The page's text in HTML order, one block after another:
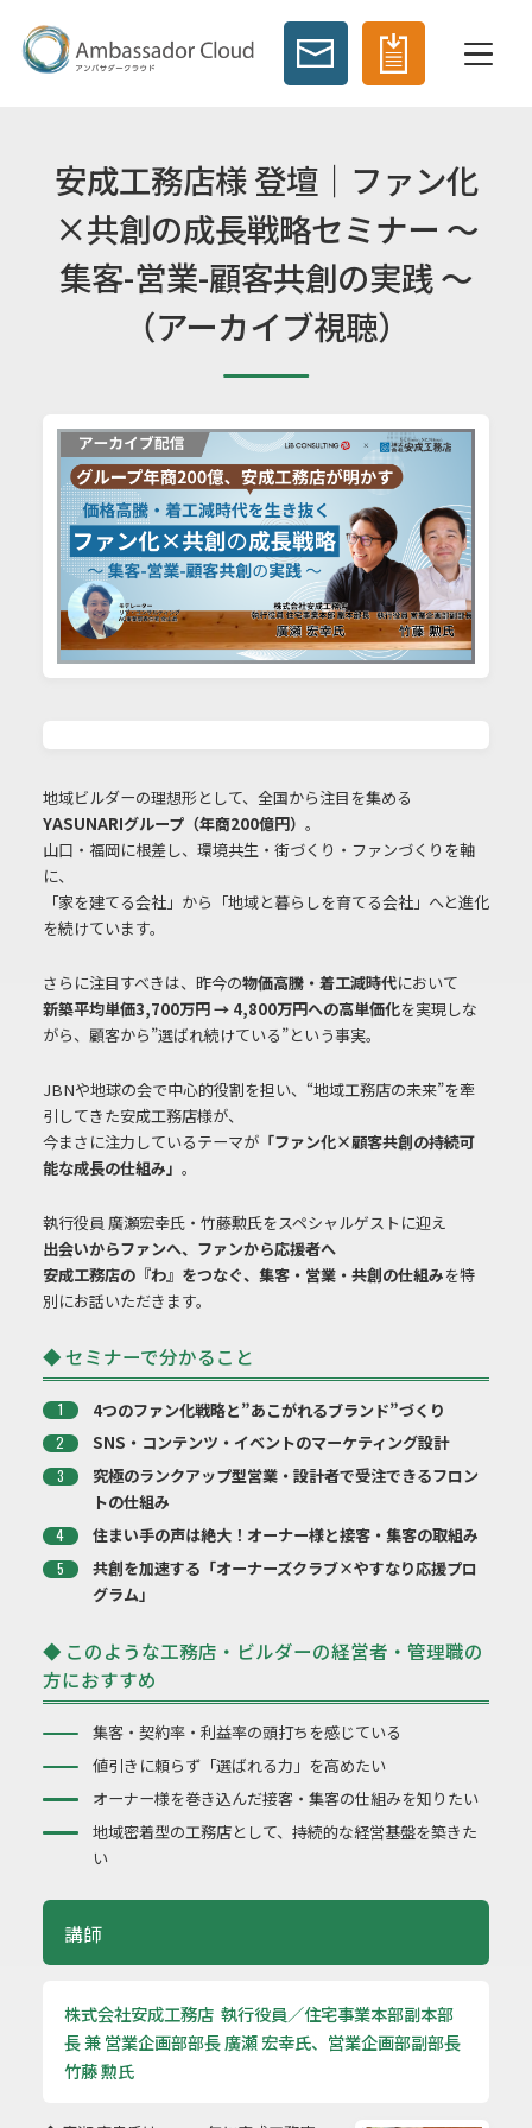
安成工務店様 登壇｜ファン化
×共創の成長戦略セミナー ～
集客-営業-顧客共創の実践 ～
（アーカイブ視聴）
地域ビルダーの理想形として、全国から注目を集める
YASUNARIグループ（年商200億円） 。
山口・福岡に根差し、環境共生・街づくり・ファンづくりを軸
に、
「家を建てる会社」から「地域と暮らしを育てる会社」へと進化
を続けています。
さらに注目すべきは、昨今の物価高騰・着工減時代において
新築平均単価3,700万円 → 4,800万円への高単価化を実現しな
がら、顧客から”選ばれ続けている”という事実。
JBNや地球の会で中心的役割を担い、“地域工務店の未来”を牽
引してきた安成工務店様が、
今まさに注力しているテーマが「ファン化×顧客共創の持続可
能な成長の仕組み」 。
執行役員 廣瀬宏幸氏・竹藤勲氏をスペシャルゲストに迎え
出会いからファンへ、ファンから応援者へ
安成工務店の『わ』をつなぐ、集客・営業・共創の仕組みを特
別にお話いただきます。
◆ セミナーで分かること
4つのファン化戦略と”あこがれるブランド”づくり
SNS・コンテンツ・イベントのマーケティング設計
究極のランクアップ型営業・設計者で受注できるフロン
トの仕組み
住まい手の声は絶大！オーナー様と接客・集客の取組み
共創を加速する「オーナーズクラブ×やすなり応援プロ
グラム」
◆ このような工務店・ビルダーの経営者・管理職の
方におすすめ
集客・契約率・利益率の頭打ちを感じている
値引きに頼らず「選ばれる力」を高めたい
オーナー様を巻き込んだ接客・集客の仕組みを知りたい
地域密着型の工務店として、持続的な経営基盤を築きた
い
講師
株式会社安成工務店 執行役員／住宅事業本部副本部
長 兼 営業企画部部長 廣瀬 宏幸氏、営業企画部副部長
竹藤 勲氏